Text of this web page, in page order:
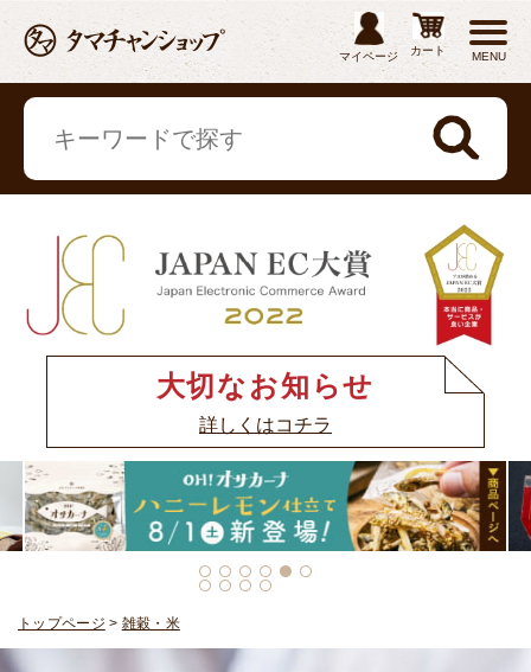
マイページ カート MENU
大切なお知らせ
詳しくはコチラ
トップページ > 雑穀・米